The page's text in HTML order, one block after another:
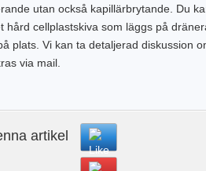
utan också kapillärbrytande. Du
hård cellplastskiva som läggs på
plats. Vi kan ta detaljerad diskussion
via mail.
artikel